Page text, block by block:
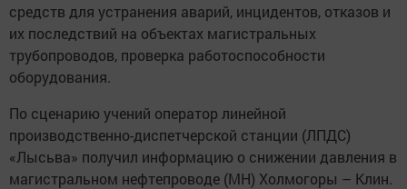
средств для устранения аварий, инцидентов, отказов и
их последствий на объектах магистральных
трубопроводов, проверка работоспособности
оборудования.
По сценарию учений оператор линейной
производственно-диспетчерской станции (ЛПДС)
«Лысьва» получил информацию о снижении давления в
магистральном нефтепроводе (МН) Холмогоры – Клин.